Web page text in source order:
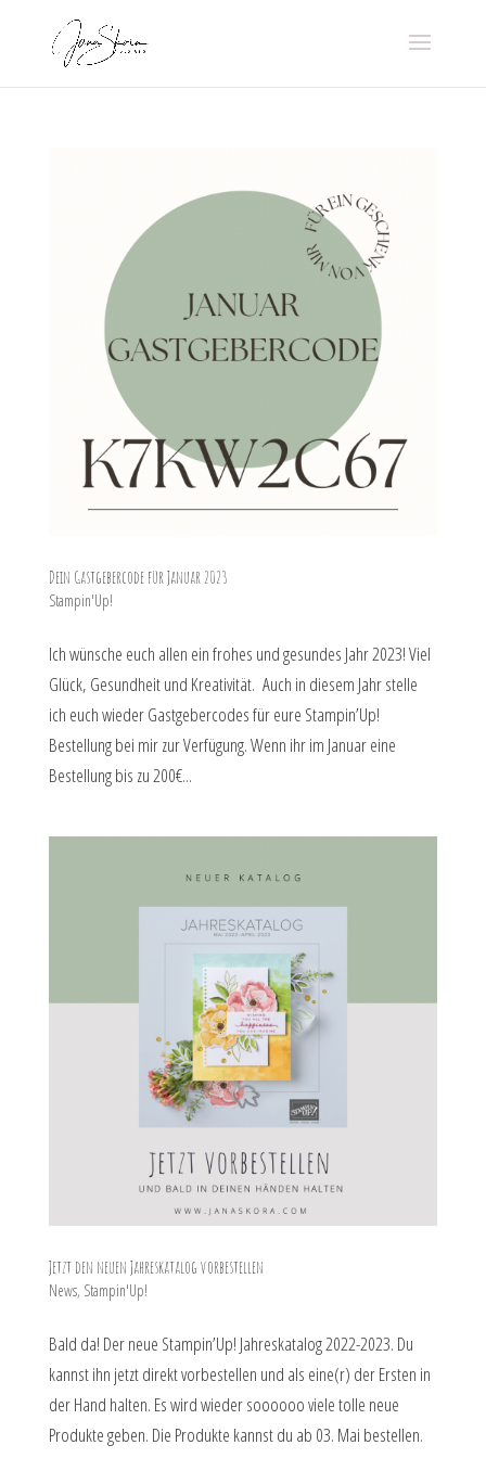
Dein Gastgebercode für Januar 2023
Stampin'Up!
Ich wünsche euch allen ein frohes und gesundes Jahr 2023! Viel
Glück, Gesundheit und Kreativität. Auch in diesem Jahr stelle
ich euch wieder Gastgebercodes für eure Stampin’Up!
Bestellung bei mir zur Verfügung. Wenn ihr im Januar eine
Bestellung bis zu 200€...
Jetzt den neuen Jahreskatalog vorbestellen
News, Stampin'Up!
Bald da! Der neue Stampin’Up! Jahreskatalog 2022-2023. Du
kannst ihn jetzt direkt vorbestellen und als eine(r) der Ersten in
der Hand halten. Es wird wieder soooooo viele tolle neue
Produkte geben. Die Produkte kannst du ab 03. Mai bestellen.